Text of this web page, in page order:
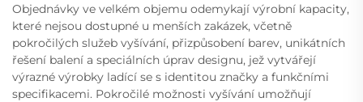
Objednávky ve velkém objemu odemykají výrobní kapacity,
které nejsou dostupné u menších zakázek, včetně
pokročilých služeb vyšívání, přizpůsobení barev, unikátních
řešení balení a speciálních úprav designu, jež vytvářejí
výrazné výrobky ladící se s identitou značky a funkčními
specifikacemi. Pokročilé možnosti vyšívání umožňují